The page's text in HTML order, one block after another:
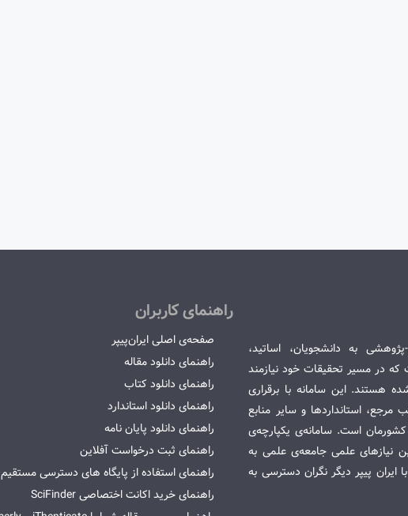
به دانشجویان، اساتید،
در مسیر تحقیقات خود نیازمند
هستند. این سامانه با برقراری
استانداردها و سایر منابع
است. سامانه‌ی یکپارچه‌ی
نیازهای علمی جامعه‌ی علمی به
ایران پیپر دیگر نگران دسترسی به
راهنمای کاربران
صفحه‌ی اصلی ایران‌پیپر
راهنمای دانلود مقاله
راهنمای دانلود کتاب
راهنمای دانلود استاندارد
راهنمای دانلود پایان نامه
راهنمای ثبت درخواست آفلاین
راهنمای استفاده از پایگاه های دسترسی مستقیم
راهنمای خرید اکانت اختصاصی SciFinder